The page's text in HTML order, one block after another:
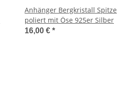
Anhänger Bergkristall Spitze
poliert mit Öse 925er Silber
16,00 € *